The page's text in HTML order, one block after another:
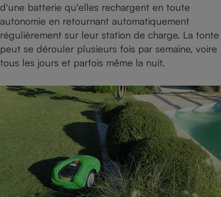
d'une batterie qu'elles rechargent en toute
autonomie en retournant automatiquement
régulièrement sur leur station de charge. La tonte
peut se dérouler plusieurs fois par semaine, voire
tous les jours et parfois même la nuit.